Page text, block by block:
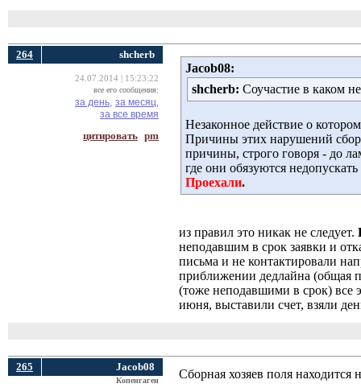
264 shcherb
24.07.2014 | 15:23:22
все его сообщения:
за день, за месяц,
за все время
цитировать pm
Jacob08:
shcherb: Соучастие в каком
Незаконное действие о
Причины этих нарушений
причины, строго говоря - до
где они обязуются
Проехали.
из правил это никак не следует.
неподавшим в срок заявки и
письма и не контактировали
приближении дедлайна (общая
(тоже неподавшими в срок) все
июня, выставили счет, взяли
265 Jacob08
Копенгаген Сборная хозяев поля находится